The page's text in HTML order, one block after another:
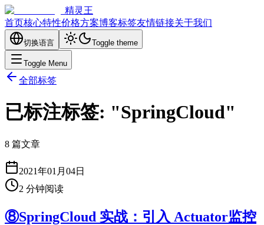
精灵王
首页核心特性价格方案博客标签友情链接关于我们
切换语言 Toggle theme
Toggle Menu
全部标签
已标注标签: "SpringCloud"
8 篇文章
2021年01月04日
2 分钟阅读
⑧SpringCloud 实战：引入 Actuator监控